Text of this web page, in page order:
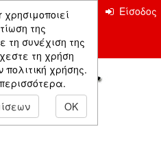
χρησιμοποιεί
της
τη συνέχιση της
τη χρήση
πολιτική χρήσης.
OK
Επικοινωνία
Είσοδος